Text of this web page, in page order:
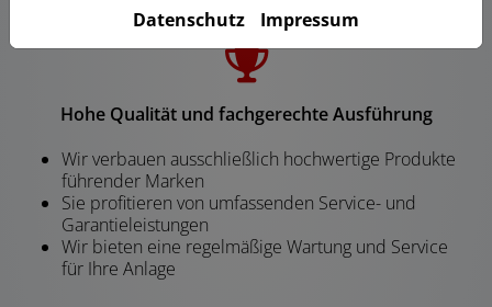
Hohe Qualität und fachgerechte Ausführung
Wir verbauen ausschließlich hochwertige Produkte
führender Marken
Sie profitieren von umfassenden Service- und
Garantieleistungen
Wir bieten eine regelmäßige Wartung und Service
für Ihre Anlage
Datenschutz Impressum